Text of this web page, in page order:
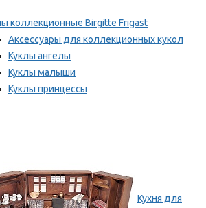
коллекционные Birgitte Frigast
Аксессуары для коллекционных кукол
Куклы ангелы
Куклы малыши
Куклы принцессы
Кухня для